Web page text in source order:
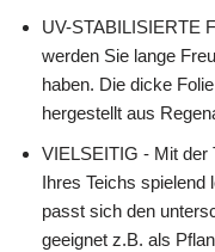
UV-STABILISIERTE
werden Sie lange
haben. Die dicke
hergestellt aus
VIELSEITIG - Mit der
Ihres Teichs spielend
passt sich den
geeignet z.B. als